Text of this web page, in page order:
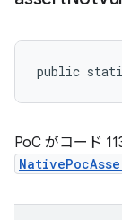
public
PoC がコード